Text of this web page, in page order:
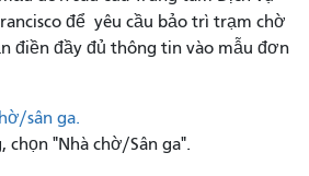
để yêu cầu bảo trì trạm chờ
điền đầy đủ thông tin vào mẫu đơn
sân ga.
"Nhà chờ/Sân ga".